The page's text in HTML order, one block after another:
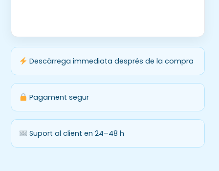
Descàrrega immediata després de la compra
Pagament segur
Suport al client en 24–48 h